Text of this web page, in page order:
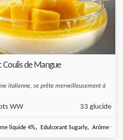
Coulis de Mangue
italienne, se prête merveilleusement à
WW 33 glucide
liquide 4%, Edulcorant Sugarly, Arôme